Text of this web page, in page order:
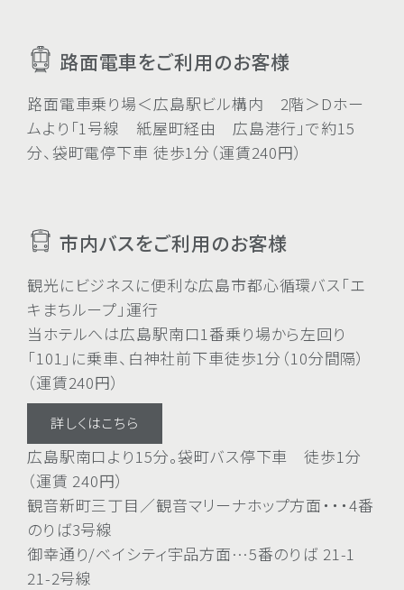
路面電車をご利用のお客様
路面電車乗り場＜広島駅ビル構内 2階＞Dホー
ムより「1号線 紙屋町経由 広島港行」で約15
分、袋町電停下車 徒歩1分（運賃240円）
市内バスをご利用のお客様
観光にビジネスに便利な広島市都心循環バス「エ
キまちループ」運行
当ホテルへは広島駅南口1番乗り場から左回り
「101」に乗車、白神社前下車徒歩1分（10分間隔）
（運賃240円）
詳しくはこちら
広島駅南口より15分。袋町バス停下車 徒歩1分
（運賃 240円）
観音新町三丁目／観音マリーナホップ方面・・・4番
のりば3号線
御幸通り/ベイシティ宇品方面…5番のりば 21-1
21-2号線